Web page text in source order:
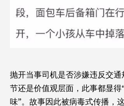
抛开当事司机是否涉嫌违反交
节还是价值观层面，此事都显得
味”。故事因此被病毒式传播，